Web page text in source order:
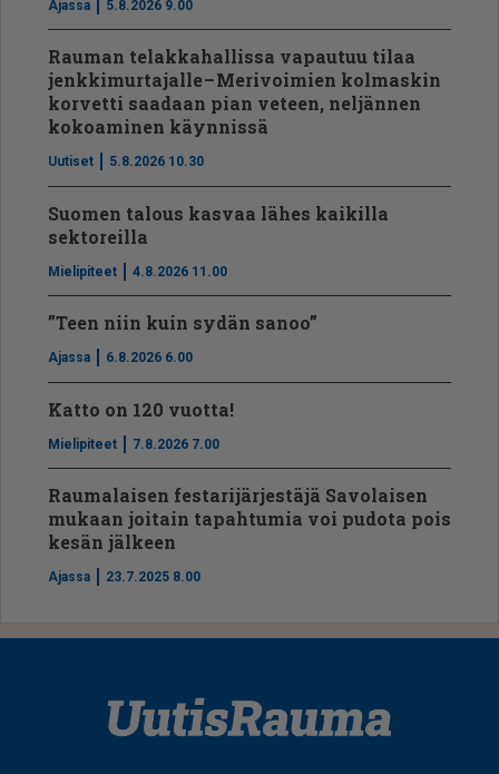
Ajassa 5.8.2026 9.00
Rauman telakkahallissa vapautuu tilaa
jenkkimurtajalle – Merivoimien kolmaskin
korvetti saadaan pian veteen, neljännen
kokoaminen käynnissä
Uutiset 5.8.2026 10.30
Suomen talous kasvaa lähes kaikilla
sektoreilla
Mielipiteet 4.8.2026 11.00
”Teen niin kuin sydän sanoo”
Ajassa 6.8.2026 6.00
Katto on 120 vuotta!
Mielipiteet 7.8.2026 7.00
Raumalaisen festarijärjestäjä Savolaisen
mukaan joitain tapahtumia voi pudota pois
kesän jälkeen
Ajassa 23.7.2025 8.00